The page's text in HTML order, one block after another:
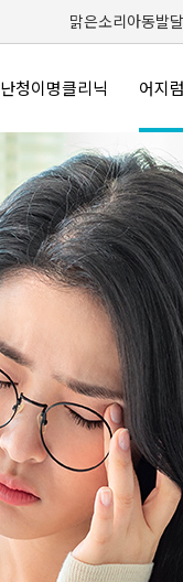
맑은소리아동발
난청이명클리닉 어지